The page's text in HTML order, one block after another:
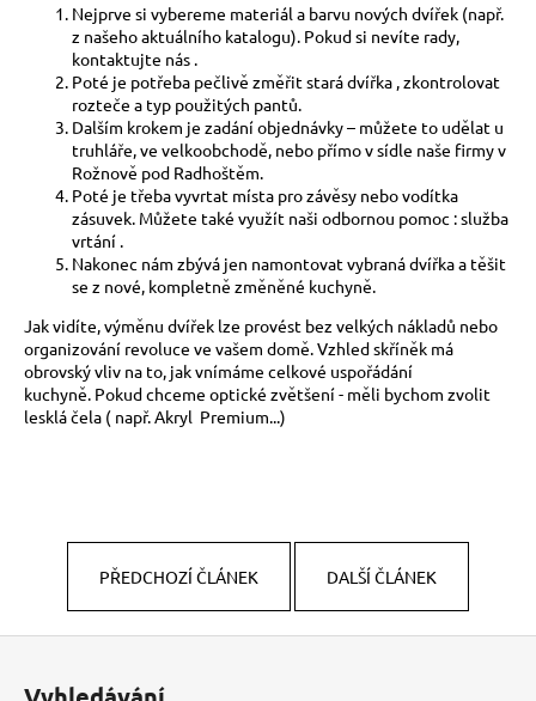
Nejprve si vybereme materiál a barvu nových dvířek (např.
z našeho aktuálního katalogu). Pokud si nevíte rady,
kontaktujte nás
Poté je potřeba pečlivě změřit stará dvířka , zkontrolovat
rozteče a typ použitých pantů.
Dalším krokem je zadání objednávky – můžete to udělat u
truhláře, ve velkoobchodě, nebo přímo v sídle naše firmy v
Rožnově pod Radhoštěm.
Poté je třeba vyvrtat místa pro závěsy nebo vodítka
zásuvek. Můžete také využít naši odbornou pomoc :služba
vrtání
Nakonec nám zbývá jen namontovat vybraná dvířka a těšit
se z nové, kompletně změněné kuchyně.
Jak vidíte, výměnu dvířek lze provést bez velkých nákladů nebo
organizování revoluce ve vašem domě. Vzhled skříněk má
obrovský vliv na to, jak vnímáme celkové uspořádání
kuchyně. Pokud chceme optické zvětšení - měli bychom zvolit
lesklá čela ( např. Akryl Premium...)
PŘEDCHOZÍ ČLÁNEK DALŠÍ ČLÁNEK